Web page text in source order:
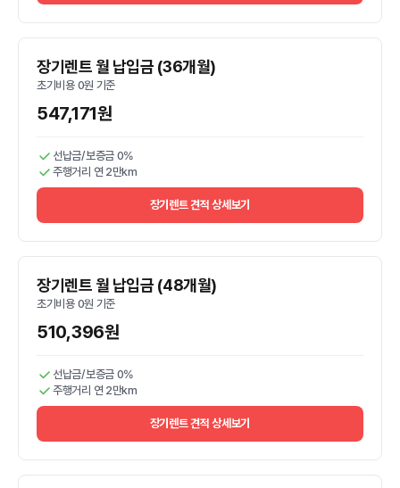
장기렌트 월 납입금 (36개월)
초기비용 0원 기준
547,171원
선납금/보증금 0%
주행거리 연 2만km
장기렌트 견적 상세보기
장기렌트 월 납입금 (48개월)
초기비용 0원 기준
510,396원
선납금/보증금 0%
주행거리 연 2만km
장기렌트 견적 상세보기